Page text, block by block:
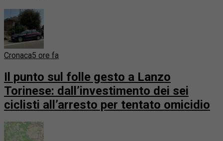
Cronaca5 ore fa
Il punto sul folle gesto a Lanzo
Torinese: dall’investimento dei sei
ciclisti all’arresto per tentato omicidio